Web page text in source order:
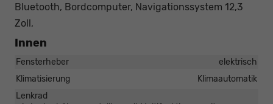
Bluetooth, Bordcomputer, Navigationssystem 12,3
Zoll,
Innen
Fensterheber
elektrisch
Klimatisierung
Klimaautomatik
Lenkrad